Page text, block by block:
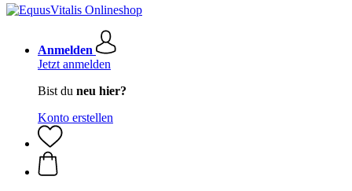
Anmelden
Jetzt anmelden
Bist du neu hier?
Konto erstellen